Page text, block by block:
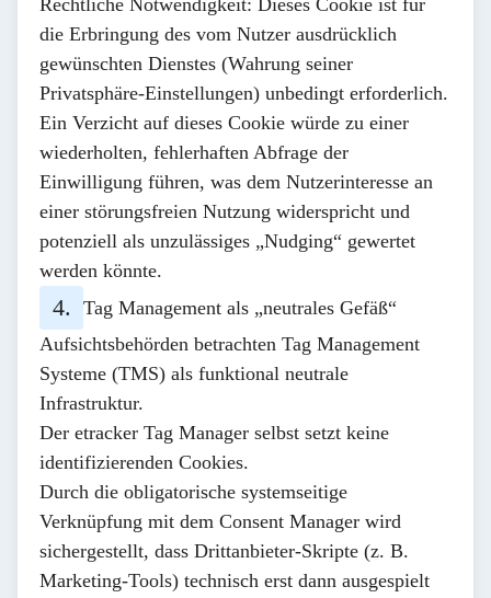
Rechtliche Notwendigkeit: Dieses Cookie ist für
die Erbringung des vom Nutzer ausdrücklich
gewünschten Dienstes (Wahrung seiner
Privatsphäre-Einstellungen) unbedingt erforderlich.
Ein Verzicht auf dieses Cookie würde zu einer
wiederholten, fehlerhaften Abfrage der
Einwilligung führen, was dem Nutzerinteresse an
einer störungsfreien Nutzung widerspricht und
potenziell als unzulässiges „Nudging“ gewertet
werden könnte.
Tag Management als „neutrales Gefäß“
Aufsichtsbehörden betrachten Tag Management
Systeme (TMS) als funktional neutrale
Infrastruktur.
Der etracker Tag Manager selbst setzt keine
identifizierenden Cookies.
Durch die obligatorische systemseitige
Verknüpfung mit dem Consent Manager wird
sichergestellt, dass Drittanbieter-Skripte (z. B.
Marketing-Tools) technisch erst dann ausgespielt